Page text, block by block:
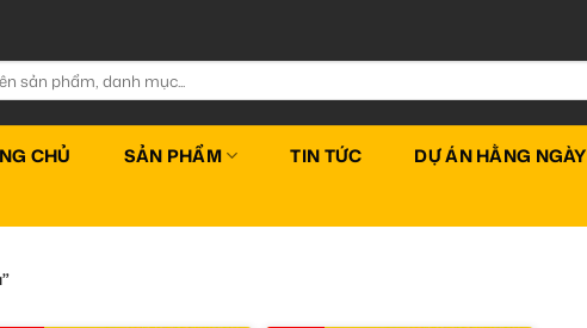
CHỦ SẢN PHẨM TIN TỨC DỰ ÁN HẰNG NGÀY